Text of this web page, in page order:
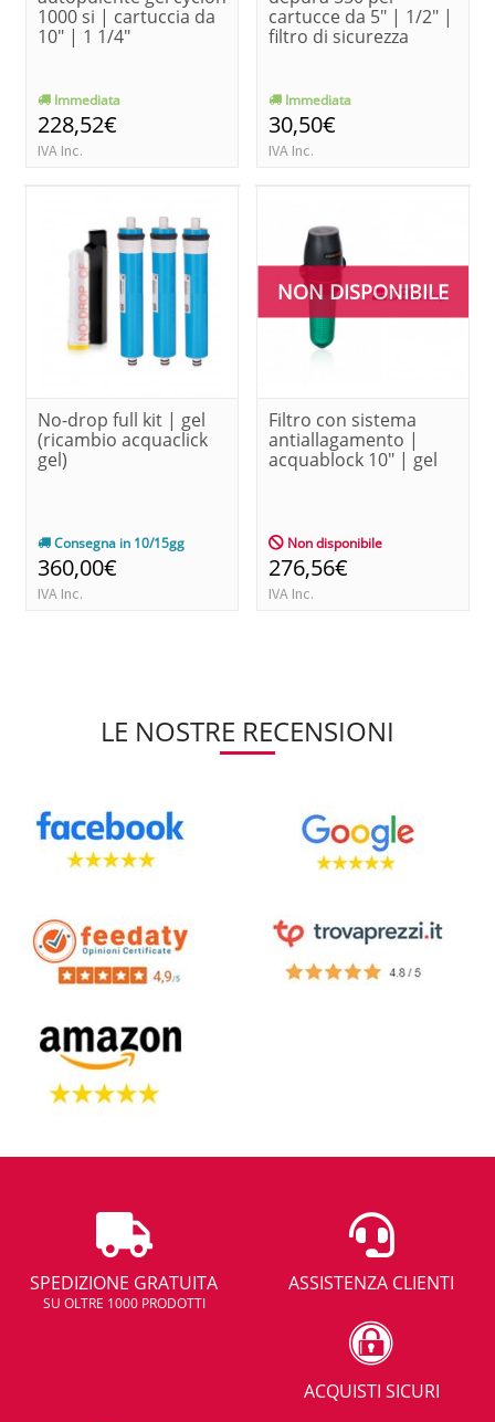
1000 si | cartuccia da
10" | 1 1/4"
Immediata
228,52€
IVA Inc.
cartucce da 5" | 1/2" |
filtro di sicurezza
Immediata
30,50€
IVA Inc.
No-drop full kit | gel
(ricambio acquaclick
gel)
Consegna in 10/15gg
360,00€
IVA Inc.
NON DISPONIBILE
Filtro con sistema
antiallagamento |
acquablock 10" | gel
Non disponibile
276,56€
IVA Inc.
LE NOSTRE RECENSIONI
SPEDIZIONE GRATUITA
SU OLTRE 1000 PRODOTTI
ASSISTENZA CLIENTI
ACQUISTI SICURI